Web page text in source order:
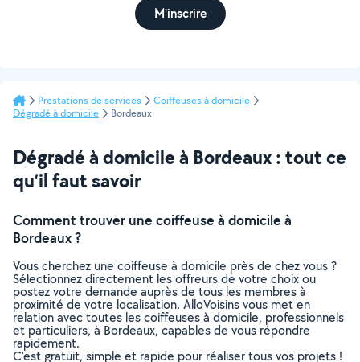
M'inscrire
Prestations de services
Coiffeuses à domicile
Dégradé à domicile
Bordeaux
Dégradé à domicile à Bordeaux : tout ce
qu’il faut savoir
Comment trouver une coiffeuse à domicile à
Bordeaux ?
Vous cherchez une coiffeuse à domicile près de chez vous ?
Sélectionnez directement les offreurs de votre choix ou
postez votre demande auprès de tous les membres à
proximité de votre localisation. AlloVoisins vous met en
relation avec toutes les coiffeuses à domicile, professionnels
et particuliers, à Bordeaux, capables de vous répondre
rapidement.
C’est gratuit, simple et rapide pour réaliser tous vos projets !